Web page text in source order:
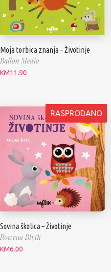
Moja torbica znanja – Životinje
Ballon Media
KM11.90
RASPRODANO
Sovina školica – Životinje
Rowena Blyth
KM6.00